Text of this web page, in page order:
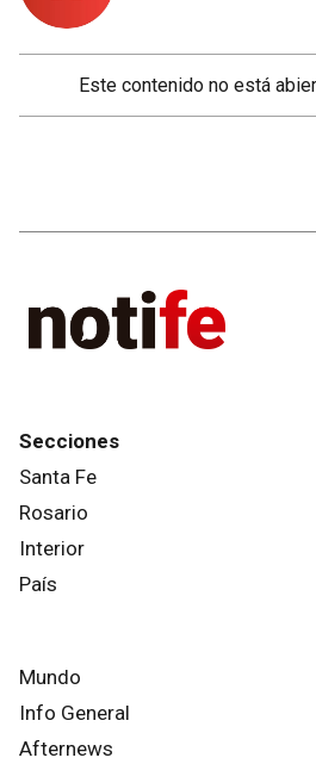
Este contenido no está
Secciones
Santa Fe
Rosario
Interior
País
Mundo
Info General
Afternews